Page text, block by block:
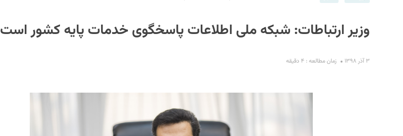
وزیر ارتباطات: شبکه ملی اطلاعات پاسخگوی خدمات پایه کشور است
۳ آذر ۱۳۹۸ زمان مطالعه : ۴ دقیقه